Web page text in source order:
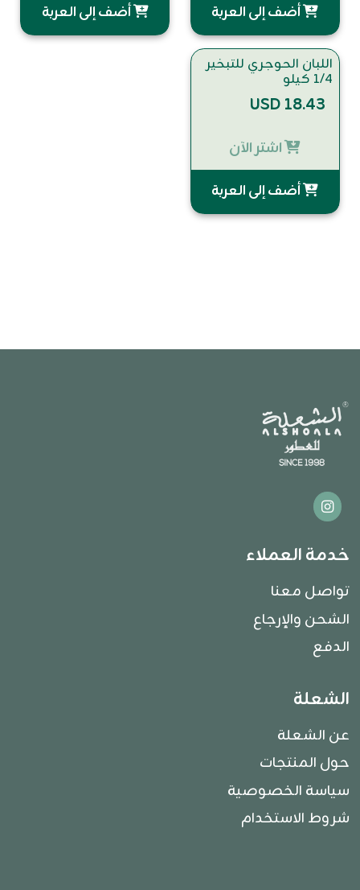
أضف إلى العربة أضف إلى العربة
اللبان الحوجري للتبخير
١/٤ كيلو
USD 18.43
اشتر الآن
أضف إلى العربة
خدمة العملاء
تواصل معنا
الشحن والإرجاع
الدفع
الشعلة
عن الشعلة
حول المنتجات
سياسة الخصوصية
شروط الاستخدام